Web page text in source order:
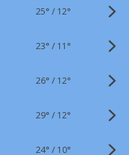
25° / 12°
23° / 11°
26° / 12°
29° / 12°
24° / 10°